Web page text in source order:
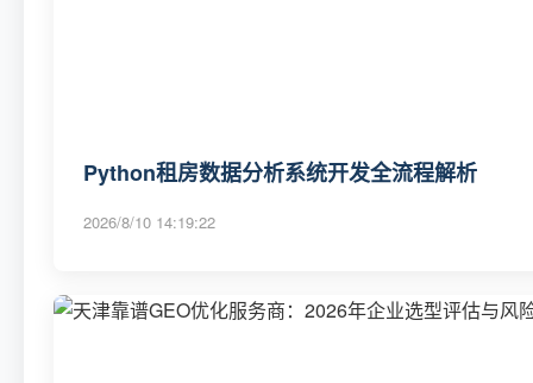
Python租房数据分析系统开发全流程解析
2026/8/10 14:19:22